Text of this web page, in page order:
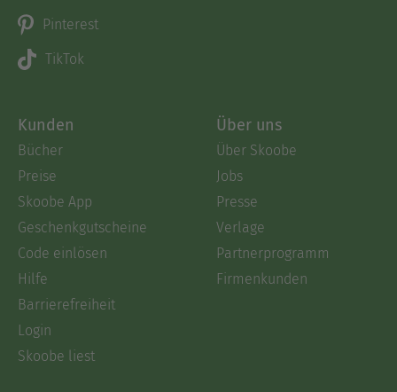
Pinterest
TikTok
Kunden
Bücher
Preise
Skoobe App
Geschenkgutscheine
Code einlösen
Hilfe
Barrierefreiheit
Login
Skoobe liest
Über uns
Über Skoobe
Jobs
Presse
Verlage
Partnerprogramm
Firmenkunden